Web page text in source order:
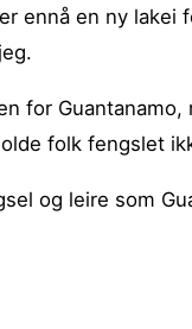
ennå en ny
for
folk fengslet
og leire som